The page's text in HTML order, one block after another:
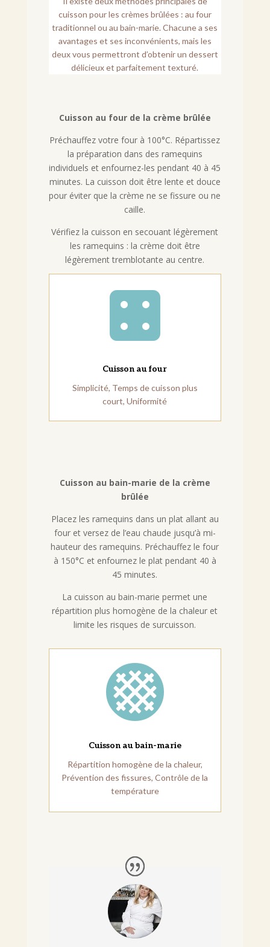
cuisson pour les crèmes brûlées : au four
traditionnel ou au bain-marie. Chacune a ses
avantages et ses inconvénients, mais les
deux vous permettront d’obtenir un dessert
délicieux et parfaitement texturé.
Cuisson au four de la crème brûlée
Préchauffez votre four à 100°C. Répartissez
la préparation dans des ramequins
individuels et enfournez-les pendant 40 à 45
minutes. La cuisson doit être lente et douce
pour éviter que la crème ne se fissure ou ne
caille.
Vérifiez la cuisson en secouant légèrement
les ramequins : la crème doit être
légèrement tremblotante au centre.

Cuisson au four
Simplicité, Temps de cuisson plus
court, Uniformité
Cuisson au bain-marie de la crème
brûlée
Placez les ramequins dans un plat allant au
four et versez de l’eau chaude jusqu’à mi-
hauteur des ramequins. Préchauffez le four
à 150°C et enfournez le plat pendant 40 à
45 minutes.
La cuisson au bain-marie permet une
répartition plus homogène de la chaleur et
limite les risques de surcuisson.

Cuisson au bain-marie
Répartition homogène de la chaleur,
Prévention des fissures, Contrôle de la
température